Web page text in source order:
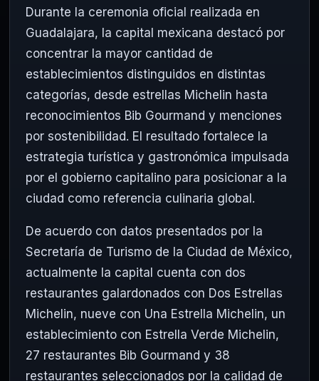
Durante la ceremonia oficial realizada en
Guadalajara, la capital mexicana destacó por
concentrar la mayor cantidad de
establecimientos distinguidos en distintas
categorías, desde estrellas Michelin hasta
reconocimientos Bib Gourmand y menciones
por sostenibilidad. El resultado fortalece la
estrategia turística y gastronómica impulsada
por el gobierno capitalino para posicionar a la
ciudad como referencia culinaria global.
De acuerdo con datos presentados por la
Secretaría de Turismo de la Ciudad de México,
actualmente la capital cuenta con dos
restaurantes galardonados con Dos Estrellas
Michelin, nueve con Una Estrella Michelin, un
establecimiento con Estrella Verde Michelin,
27 restaurantes Bib Gourmand y 38
restaurantes seleccionados por la calidad de